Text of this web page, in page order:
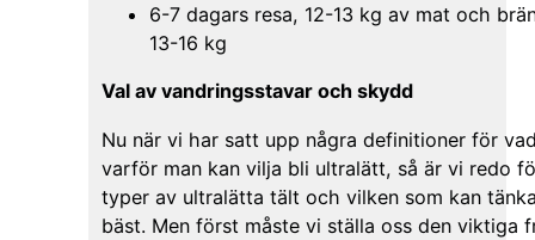
6-7 dagars resa, 12-13 kg av mat och
13-16 kg
Val av vandringsstavar och skydd
Nu när vi har satt upp några definitioner för
varför man kan vilja bli ultralätt, så är vi redo
typer av ultralätta tält och vilken som kan
bäst. Men först måste vi ställa oss den viktiga